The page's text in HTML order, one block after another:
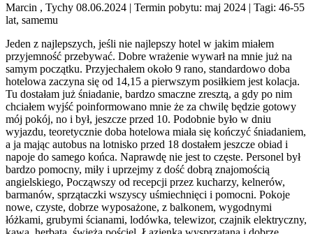
Marcin , Tychy 08.06.2024 | Termin pobytu: maj 2024 | Tagi: 46-55
lat, samemu
Jeden z najlepszych, jeśli nie najlepszy hotel w jakim miałem
przyjemność przebywać. Dobre wrażenie wywarł na mnie już na
samym początku. Przyjechałem około 9 rano, standardowo doba
hotelowa zaczyna się od 14,15 a pierwszym posiłkiem jest kolacja.
Tu dostałam już śniadanie, bardzo smaczne zresztą, a gdy po nim
chciałem wyjść poinformowano mnie że za chwilę będzie gotowy
mój pokój, no i był, jeszcze przed 10. Podobnie było w dniu
wyjazdu, teoretycznie doba hotelowa miała się kończyć śniadaniem,
a ja mając autobus na lotnisko przed 18 dostałem jeszcze obiad i
napoje do samego końca. Naprawdę nie jest to częste. Personel był
bardzo pomocny, miły i uprzejmy z dość dobrą znajomością
angielskiego, Począwszy od recepcji przez kucharzy, kelnerów,
barmanów, sprzątaczki wszyscy uśmiechnięci i pomocni. Pokoje
nowe, czyste, dobrze wyposażone, z balkonem, wygodnymi
łóżkami, grubymi ścianami, lodówka, telewizor, czajnik elektryczny,